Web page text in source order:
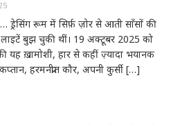
ड्रेसिंग रूम में सिर्फ़ ज़ोर से आती साँसों की
लाइटें बुझ चुकी थीं। 19 अक्टूबर 2025 को
यह ख़ामोशी, हार से कहीं ज़्यादा भयानक
हरमनप्रीत कौर, अपनी कुर्सी […]